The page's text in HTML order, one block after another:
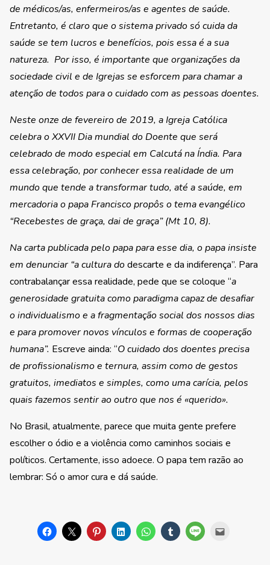
de médicos/as, enfermeiros/as e agentes de saúde.
Entretanto, é claro que o sistema privado só cuida da
saúde se tem lucros e benefícios, pois essa é a sua
natureza. Por isso, é importante que organizações da
sociedade civil e de Igrejas se esforcem para chamar a
atenção de todos para o cuidado com as pessoas doentes.
Neste onze de fevereiro de 2019, a Igreja Católica
celebra o XXVII Dia mundial do Doente que será
celebrado de modo especial em Calcutá na Índia. Para
essa celebração, por conhecer essa realidade de um
mundo que tende a transformar tudo, até a saúde, em
mercadoria o papa Francisco propôs o tema evangélico
“Recebestes de graça, dai de graça” (Mt 10, 8).
Na carta publicada pelo papa para esse dia, o papa insiste
em denunciar “a cultura dodescarte e da indiferença”. Para
contrabalançar essa realidade, pede que se coloque “a
generosidade gratuita como paradigma capaz de desafiar
o individualismo e a fragmentação social dos nossos dias
e para promover novos vínculos e formas de cooperação
humana”. Escreve ainda: “O cuidado dos doentes precisa
de profissionalismo e ternura, assim como de gestos
gratuitos, imediatos e simples, como uma carícia, pelos
quais fazemos sentir ao outro que nos é «querido».
No Brasil, atualmente, parece que muita gente prefere
escolher o ódio e a violência como caminhos sociais e
políticos. Certamente, isso adoece. O papa tem razão ao
lembrar: Só o amor cura e dá saúde.